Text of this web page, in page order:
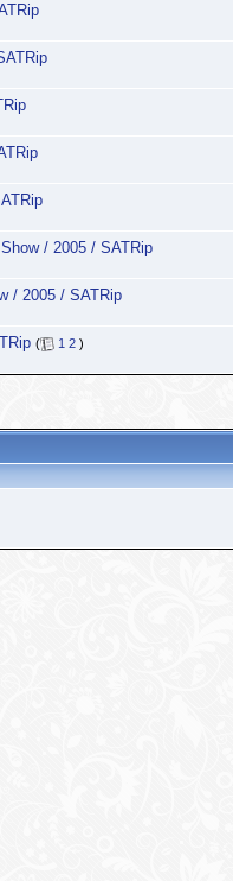
/ 2005 / SATRip
/ 2005 / SATRip
( 1 2 )